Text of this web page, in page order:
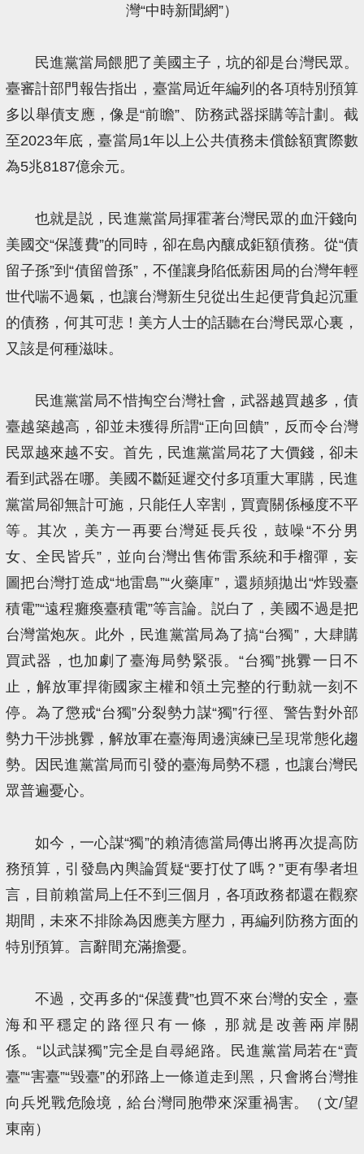
灣“中時新聞網”）
民進黨當局餵肥了美國主子，坑的卻是台灣民眾。
臺審計部門報告指出，臺當局近年編列的各項特別預算
多以舉債支應，像是“前瞻”、防務武器採購等計劃。截
至2023年底，臺當局1年以上公共債務未償餘額實際數
為5兆8187億余元。
也就是説，民進黨當局揮霍著台灣民眾的血汗錢向
美國交“保護費”的同時，卻在島內釀成鉅額債務。從“債
留子孫”到“債留曾孫”，不僅讓身陷低薪困局的台灣年輕
世代喘不過氣，也讓台灣新生兒從出生起便背負起沉重
的債務，何其可悲！美方人士的話聽在台灣民眾心裏，
又該是何種滋味。
民進黨當局不惜掏空台灣社會，武器越買越多，債
臺越築越高，卻並未獲得所謂“正向回饋”，反而令台灣
民眾越來越不安。首先，民進黨當局花了大價錢，卻未
看到武器在哪。美國不斷延遲交付多項重大軍購，民進
黨當局卻無計可施，只能任人宰割，買賣關係極度不平
等。其次，美方一再要台灣延長兵役，鼓噪“不分男
女、全民皆兵”，並向台灣出售佈雷系統和手榴彈，妄
圖把台灣打造成“地雷島”“火藥庫”，還頻頻拋出“炸毀臺
積電”“遠程癱瘓臺積電”等言論。説白了，美國不過是把
台灣當炮灰。此外，民進黨當局為了搞“台獨”，大肆購
買武器，也加劇了臺海局勢緊張。“台獨”挑釁一日不
止，解放軍捍衛國家主權和領土完整的行動就一刻不
停。為了懲戒“台獨”分裂勢力謀“獨”行徑、警告對外部
勢力干涉挑釁，解放軍在臺海周邊演練已呈現常態化趨
勢。因民進黨當局而引發的臺海局勢不穩，也讓台灣民
眾普遍憂心。
如今，一心謀“獨”的賴清德當局傳出將再次提高防
務預算，引發島內輿論質疑“要打仗了嗎？”更有學者坦
言，目前賴當局上任不到三個月，各項政務都還在觀察
期間，未來不排除為因應美方壓力，再編列防務方面的
特別預算。言辭間充滿擔憂。
不過，交再多的“保護費”也買不來台灣的安全，臺
海和平穩定的路徑只有一條，那就是改善兩岸關
係。“以武謀獨”完全是自尋絕路。民進黨當局若在“賣
臺”“害臺”“毀臺”的邪路上一條道走到黑，只會將台灣推
向兵兇戰危險境，給台灣同胞帶來深重禍害。（文/望
東南）